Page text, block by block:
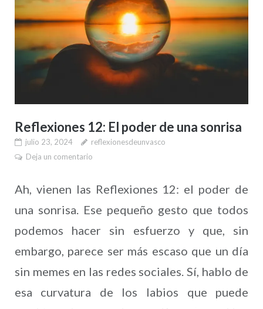
Reflexiones 12: El poder de una sonrisa
julio 23, 2024
reflexionesdeunvasco
Deja un comentario
Ah, vienen las Reflexiones 12: el poder de
una sonrisa. Ese pequeño gesto que todos
podemos hacer sin esfuerzo y que, sin
embargo, parece ser más escaso que un día
sin memes en las redes sociales. Sí, hablo de
esa curvatura de los labios que puede